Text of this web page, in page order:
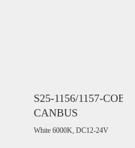
S25-1156/1157-COB-
CANBUS
White 6000K, DC12-24V